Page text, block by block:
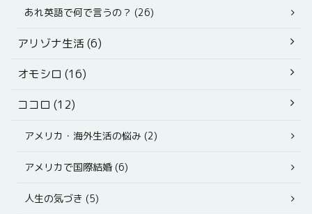
あれ英語で何で言うの？ (26)
アリゾナ生活 (6)
オモシロ (16)
ココロ (12)
アメリカ・海外生活の悩み (2)
アメリカで国際結婚 (6)
人生の気づき (5)